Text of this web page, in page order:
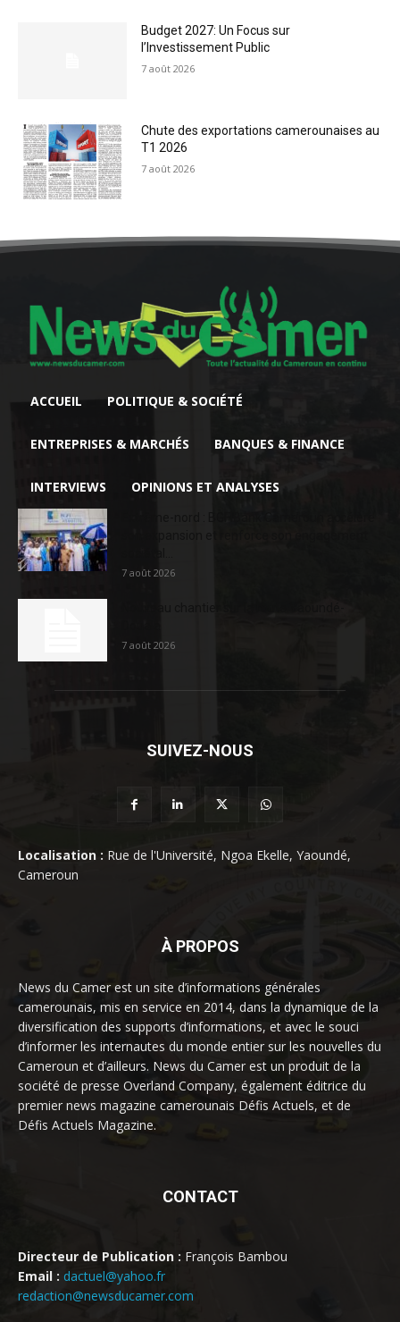
Budget 2027: Un Focus sur
l’Investissement Public
7 août 2026
Chute des exportations camerounaises au
T1 2026
7 août 2026
ACCUEIL POLITIQUE & SOCIÉTÉ
ENTREPRISES & MARCHÉS BANQUES & FINANCE
INTERVIEWS OPINIONS ET ANALYSES
7 août 2026
7 août 2026
SUIVEZ-NOUS
Localisation : Rue de l'Université, Ngoa Ekelle, Yaoundé,
Cameroun
À PROPOS
News du Camer est un site d’informations générales
camerounais, mis en service en 2014, dans la dynamique de la
diversification des supports d’informations, et avec le souci
d’informer les internautes du monde entier sur les nouvelles du
Cameroun et d’ailleurs. News du Camer est un produit de la
société de presse Overland Company, également éditrice du
premier news magazine camerounais Défis Actuels, et de
Défis Actuels Magazine.
CONTACT
Directeur de Publication : François Bambou
Email : dactuel@yahoo.fr
redaction@newsducamer.com